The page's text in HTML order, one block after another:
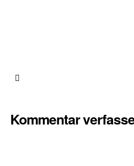
Kommentar